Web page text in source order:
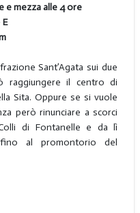
e mezza alle 4 ore
E
Sant’Agata sui due
raggiungere il centro di
Sita. Oppure se si vuole
però rinunciare a scorci
di Fontanelle e da lì
al promontorio del